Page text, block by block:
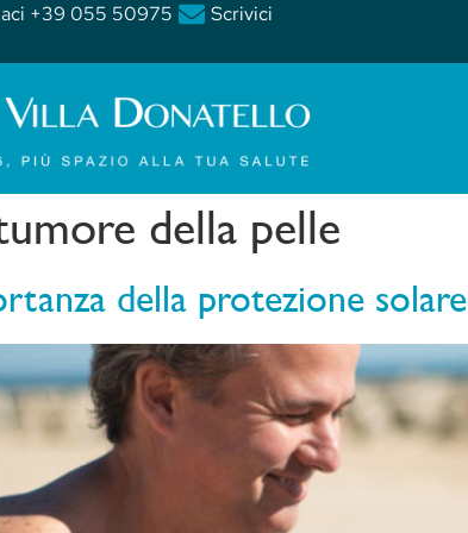
+39 055 50975 Scrivici
della pelle
della protezione solare